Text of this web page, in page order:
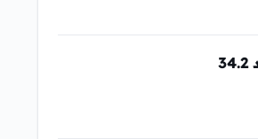
الميزانية السعودية للربع الثاني 2026 مبلغ 338.7 مليار ريال والعجز عند 34.2